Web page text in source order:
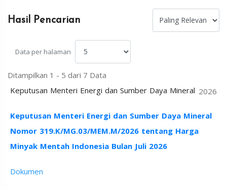
Hasil Pencarian
Data per halaman
Ditampilkan 1 - 5 dari 7 Data
Keputusan Menteri Energi dan Sumber Daya Mineral 2026
Keputusan Menteri Energi dan Sumber Daya Mineral
Nomor 319.K/MG.03/MEM.M/2026 tentang Harga
Minyak Mentah Indonesia Bulan Juli 2026
Dokumen